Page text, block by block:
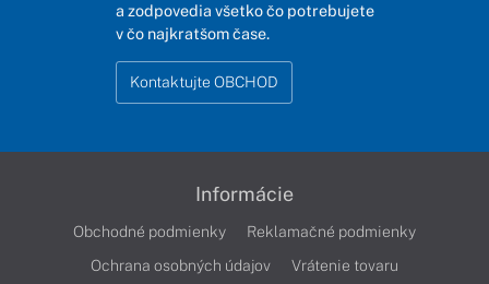
a zodpovedia všetko čo potrebujete
v čo najkratšom čase.
Kontaktujte OBCHOD
Informácie
Obchodné podmienky
Reklamačné podmienky
Ochrana osobných údajov
Vrátenie tovaru